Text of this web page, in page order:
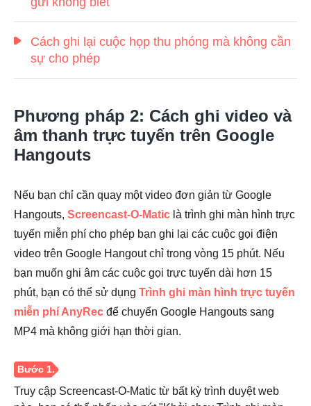
Bước 2.
Cách ghi lại cuộc họp thu phóng mà không cần
sự cho phép
Phương pháp 2: Cách ghi video và
âm thanh trực tuyến trên Google
Hangouts
Nếu bạn chỉ cần quay một video đơn giản từ Google
Hangouts, Screencast-O-Matic là trình ghi màn hình trực
tuyến miễn phí cho phép bạn ghi lại các cuộc gọi điện
video trên Google Hangout chỉ trong vòng 15 phút. Nếu
bạn muốn ghi âm các cuộc gọi trực tuyến dài hơn 15
phút, bạn có thể sử dụng Trình ghi màn hình trực tuyến
miễn phí AnyRec để chuyển Google Hangouts sang
MP4 mà không giới hạn thời gian.
Truy cập Screencast-O-Matic từ bất kỳ trình duyệt web